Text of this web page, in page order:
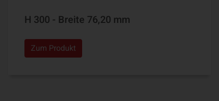
H 300 - Breite 76,20 mm
Zum Produkt